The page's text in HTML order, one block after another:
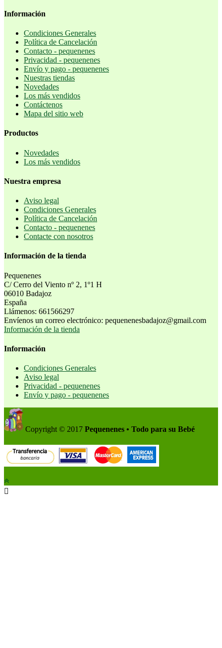
Información
Condiciones Generales
Política de Cancelación
Contacto - pequenenes
Privacidad - pequenenes
Envío y pago - pequenenes
Nuestras tiendas
Novedades
Los más vendidos
Contáctenos
Mapa del sitio web
Productos
Novedades
Los más vendidos
Nuestra empresa
Aviso legal
Condiciones Generales
Política de Cancelación
Contacto - pequenenes
Contacte con nosotros
Información de la tienda
Pequenenes
C/ Cerro del Viento nº 2, 1º1 H
06010 Badajoz
España
Llámenos: 661566297
Envíenos un correo electrónico: pequenenesbadajoz@gmail.com
Información de la tienda
Información
Condiciones Generales
Aviso legal
Privacidad - pequenenes
Envío y pago - pequenenes
Copyright © 2017 Pequenenes • Todo para su Bebé
